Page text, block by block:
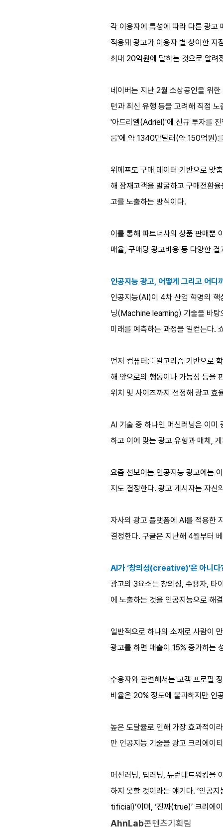
각 이용자에 특성에 따라 다른 광고
적용돼 광고가 이용자 별 상이한 지
최대 20억원에 달하는 것으로 알려
네이버는 지난 2월 소상공인을 위
턴과 최신 유행 등을 고려해 직접
'아드리엘(Adriel)'에 신규 투자를
룹'에 약 1340만달러(약 150억원)
위메프도 구매 데이터 기반으로 맞
해 잠재고객을 발굴하고 구매전환
고를 노출하는 방식이다.
이를 통해 파트너사의 상품 판매뿐
매율, 구매당 광고비용 등 다양한
인공지능 광고, 어떻게 그리고 어디
인공지능(AI)이 4차 산업 혁명의 핵
닝(Machine learning) 기술을 바탕
미래를 예측하는 과정을 일컫는다.
먼저 컴퓨터를 알고리즘 기반으로
해 앞으로의 행동이나 가능성 등을
위치 및 사이즈까지 선정해 광고 효
AI 기술 중 하나인 머신러닝은 이미
하고 이에 맞는 광고 유형과 매체,
요즘 선보이는 인공지능 광고에는
지도 결정한다. 광고 게시자는 자신
자사의 광고 플랫폼에 AI를 적용한
결정한다. 구글은 지난해 4월부터
AI가 ‘창의성(creative)’은 아니
광고의 3요소는 창의성, 수용자, 타
에 노출하는 것을 인공지능으로 해
일반적으로 하나의 소재로 사람이
광고를 하면 매출이 15% 증가하는
수용자와 관련해서는 고객 프로필
비율은 20% 정도에 불과하지만 인
높은 도달율로 인해 가장 효과적이
만 인공지능 기술을 광고 크리에이
머신러닝, 딥러닝, 뉴런네트워킹을
하지 못할 것이라는 얘기다. ‘인공
tificial)’이며, ‘진짜(true)’ 크리에
AhnLab콘텐츠기획팀